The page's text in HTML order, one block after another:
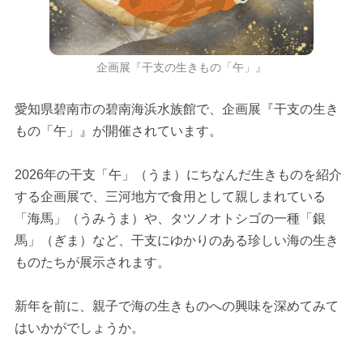
企画展『干支の生きもの「午」』
愛知県碧南市の碧南海浜水族館で、企画展『干支の生き
もの「午」』が開催されています。
2026年の干支「午」（うま）にちなんだ生きものを紹介
する企画展で、三河地方で食用として親しまれている
「海馬」（うみうま）や、タツノオトシゴの一種「銀
馬」（ぎま）など、干支にゆかりのある珍しい海の生き
ものたちが展示されます。
新年を前に、親子で海の生きものへの興味を深めてみて
はいかがでしょうか。